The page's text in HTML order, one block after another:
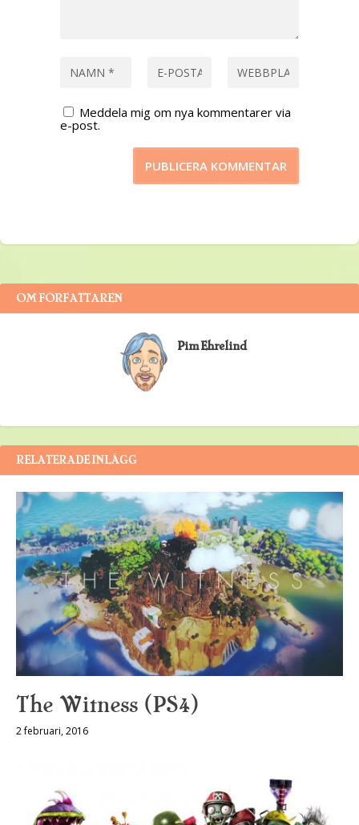
Meddela mig om nya kommentarer via
e-post.
OM FÖRFATTAREN
Pim Ehrelind
RELATERADE INLÄGG
The Witness (PS4)
2 februari, 2016